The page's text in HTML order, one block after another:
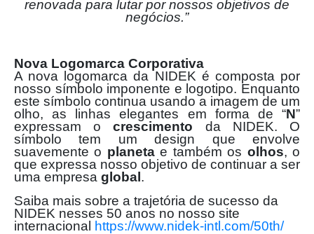
renovada para lutar por nossos objetivos de
negócios.”
Nova Logomarca Corporativa
A nova logomarca da NIDEK é composta por
nosso símbolo imponente e logotipo. Enquanto
este símbolo continua usando a imagem de um
olho, as linhas elegantes em forma de “N”
expressam ocrescimento da NIDEK. O
símbolo tem um design que envolve
suavemente o planetae também os olhos, o
que expressa nosso objetivo de continuar a ser
uma empresa global.
Saiba mais sobre a trajetória de sucesso da
NIDEK nesses 50 anos no nosso site
internacional https://www.nidek-intl.com/50th/